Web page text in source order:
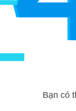
Bạn có